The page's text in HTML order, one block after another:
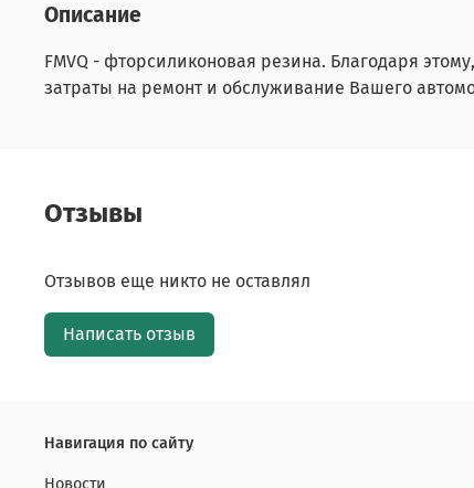
Описание
FMVQ - фторсиликоновая резина. Благодаря
затраты на ремонт и обслуживание Вашего
Отзывы
Отзывов еще никто не оставлял
Написать отзыв
Навигация по сайту
Новости